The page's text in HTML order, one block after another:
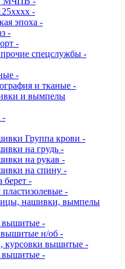
-
эпоха -
-
-
спецслужбы -
-
и тканые -
и вымпелы
-
Группа крови -
на грудь -
на рукав -
на спину -
берет -
-
нашивки, вымпелы
-
н/об -
курсовки вышитые -
-